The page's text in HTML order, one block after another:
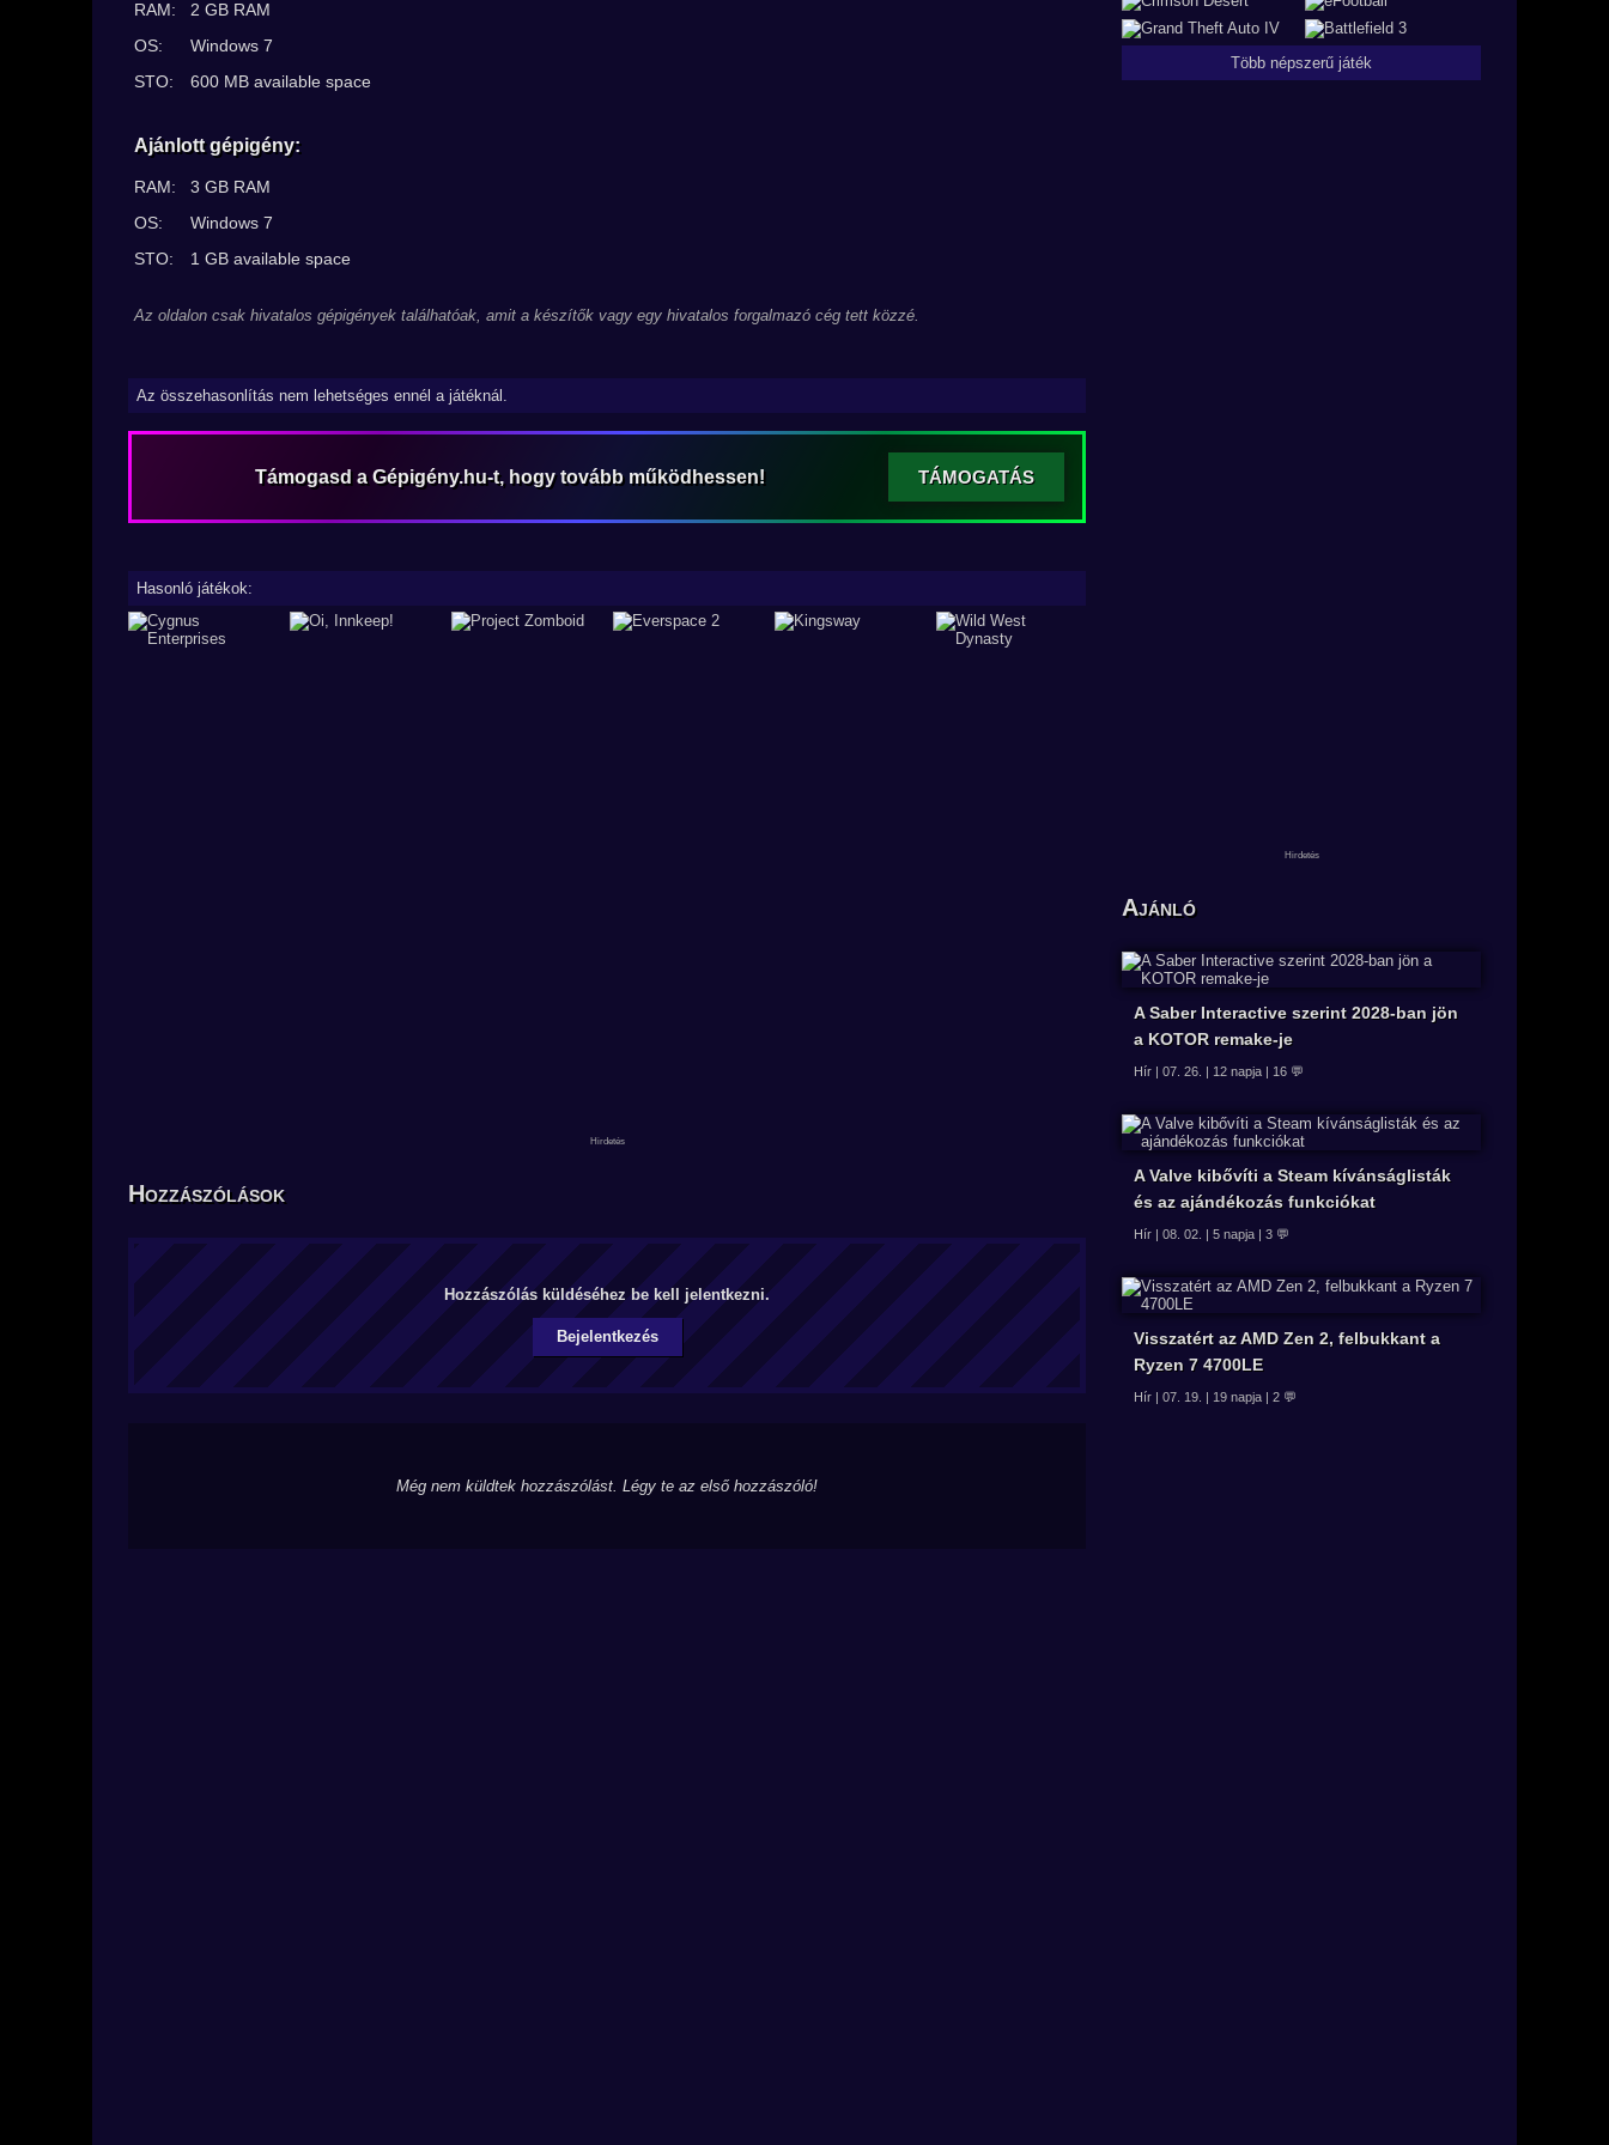
RAM:
2 GB RAM
OS:
Windows 7
STO:
600 MB available space
Ajánlott gépigény:
RAM:
3 GB RAM
OS:
Windows 7
STO:
1 GB available space
Az oldalon csak hivatalos gépigények találhatóak, amit a készítők vagy egy hivatalos forgalmazó cég tett közzé.
Az összehasonlítás nem lehetséges ennél a játéknál.
Támogasd a Gépigény.hu-t, hogy tovább működhessen! TÁMOGATÁS
Hasonló játékok:
Hozzászólások
Hozzászólás küldéséhez be kell jelentkezni.
Bejelentkezés
Még nem küldtek hozzászólást. Légy te az első hozzászóló!
Több népszerű játék
Ajánló
A Saber Interactive szerint 2028-ban jön
a KOTOR remake-je
Hír | 07. 26. | 12 napja | 16 💬
A Valve kibővíti a Steam kívánságlisták
és az ajándékozás funkciókat
Hír | 08. 02. | 5 napja | 3 💬
Visszatért az AMD Zen 2, felbukkant a
Ryzen 7 4700LE
Hír | 07. 19. | 19 napja | 2 💬